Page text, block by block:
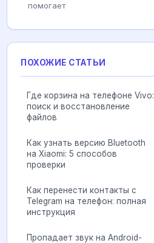
помогает
ПОХОЖИЕ СТАТЬИ
Где корзина на телефоне Vivo:
поиск и восстановление
файлов
Как узнать версию Bluetooth
на Xiaomi: 5 способов
проверки
Как перенести контакты с
Telegram на телефон: полная
инструкция
Пропадает звук на Android-